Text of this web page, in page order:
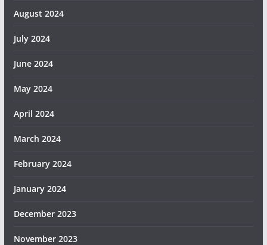
August 2024
July 2024
June 2024
May 2024
April 2024
March 2024
February 2024
January 2024
December 2023
November 2023